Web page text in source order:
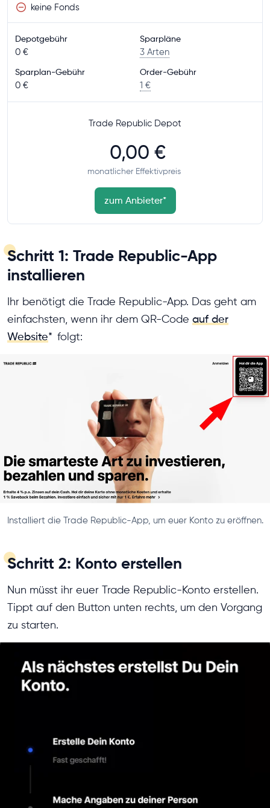
keine Fonds
Depotgebühr
0 €
Sparpläne
3 Arten
Sparplan-Gebühr
0 €
Order-Gebühr
1 €
Trade Republic Depot
0,00 €
monatlicher Effektivpreis
zum Anbieter*
Schritt 1: Trade Republic-App
installieren
Ihr benötigt die Trade Republic-App. Das geht am
einfachsten, wenn ihr dem QR-Code auf der
Website* folgt:
Installiert die Trade Republic-App, um euer Konto zu eröffnen.
Schritt 2: Konto erstellen
Nun müsst ihr euer Trade Republic-Konto erstellen.
Tippt auf den Button unten rechts, um den Vorgang
zu starten.